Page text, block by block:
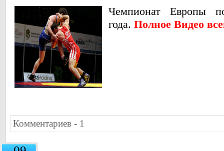
Чемпионат Европы
года. Полное Видео
Комментариев - 1